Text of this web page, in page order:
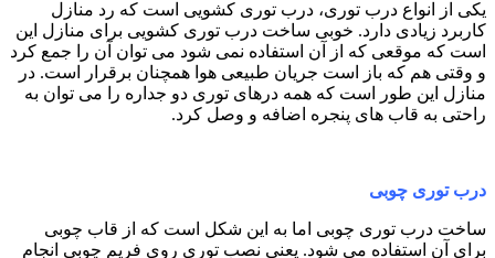
یکی از انواع درب توری، درب توری کشویی است که رد منازل
کاربرد زیادی دارد. خوبی ساخت درب توری کشویی برای منازل این
است که موقعی که از آن استفاده نمی شود می توان آن را جمع کرد
و وقتی هم که باز است جریان طبیعی هوا همچنان برقرار است. در
منازل این طور است که همه درهای توری دو جداره را می توان به
راحتی به قاب های پنجره اضافه و وصل کرد.
درب توری چوبی
ساخت درب توری چوبی اما به این شکل است که از قاب چوبی
برای آن استفاده می شود. یعنی نصب توری روی فریم چوبی انجام